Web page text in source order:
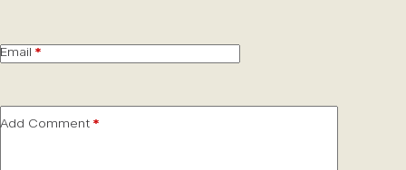
Email *
Add Comment *